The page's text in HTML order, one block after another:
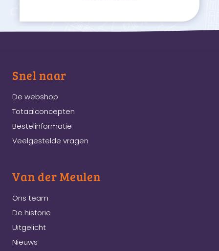
Snel naar
De webshop
Totaalconcepten
Bestelinformatie
Veelgestelde vragen
Van der Meulen
Ons team
De historie
Uitgelicht
Nieuws